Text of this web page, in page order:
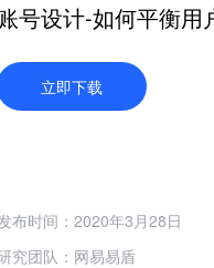
号设计-如何平衡用
立即下载
布时间：2020年3月28日
究团队：网易易盾